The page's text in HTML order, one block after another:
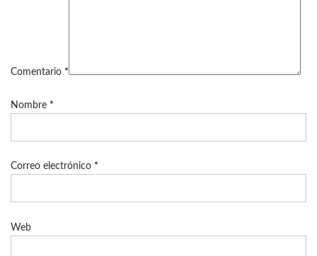
Comentario *
Nombre *
Correo electrónico *
Web